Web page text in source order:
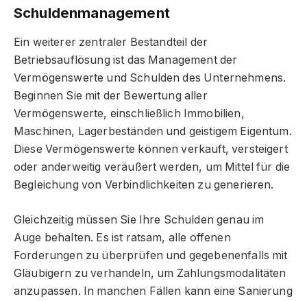
Schuldenmanagement
Ein weiterer zentraler Bestandteil der
Betriebsauflösung ist das Management der
Vermögenswerte und Schulden des Unternehmens.
Beginnen Sie mit der Bewertung aller
Vermögenswerte, einschließlich Immobilien,
Maschinen, Lagerbeständen und geistigem Eigentum.
Diese Vermögenswerte können verkauft, versteigert
oder anderweitig veräußert werden, um Mittel für die
Begleichung von Verbindlichkeiten zu generieren.
Gleichzeitig müssen Sie Ihre Schulden genau im
Auge behalten. Es ist ratsam, alle offenen
Forderungen zu überprüfen und gegebenenfalls mit
Gläubigern zu verhandeln, um Zahlungsmodalitäten
anzupassen. In manchen Fällen kann eine Sanierung